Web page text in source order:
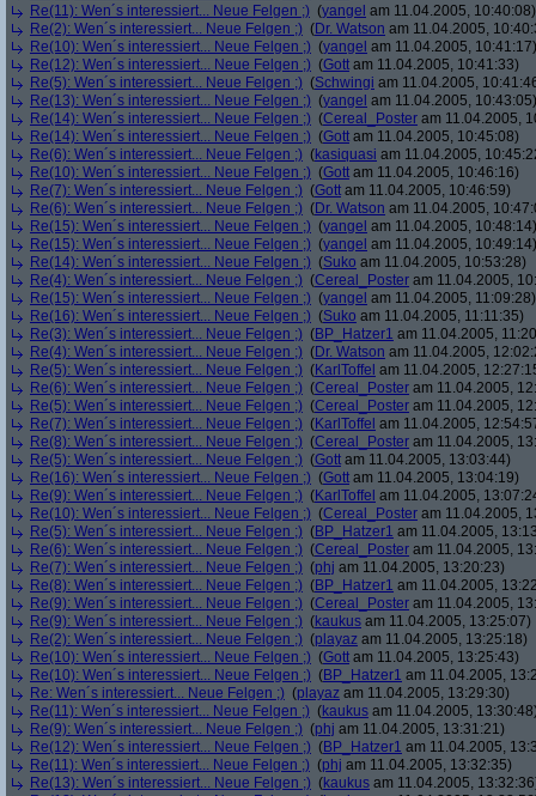
Re(11): Wen´s interessiert... Neue Felgen ;) (yangel am 11.04.2005, 10:40:08)
Re(2): Wen´s interessiert... Neue Felgen ;) (Dr. Watson am 11.04.2005,
Re(10): Wen´s interessiert... Neue Felgen ;) (yangel am 11.04.2005, 10:41:17)
Re(12): Wen´s interessiert... Neue Felgen ;) (Gott am 11.04.2005, 10:41:33)
Re(5): Wen´s interessiert... Neue Felgen ;) (Schwingi am 11.04.2005,
Re(13): Wen´s interessiert... Neue Felgen ;) (yangel am 11.04.2005, 10:43:05)
Re(14): Wen´s interessiert... Neue Felgen ;) (Cereal_Poster am 11.04.2005,
Re(14): Wen´s interessiert... Neue Felgen ;) (Gott am 11.04.2005, 10:45:08)
Re(6): Wen´s interessiert... Neue Felgen ;) (kasiquasi am 11.04.2005,
Re(10): Wen´s interessiert... Neue Felgen ;) (Gott am 11.04.2005, 10:46:16)
Re(7): Wen´s interessiert... Neue Felgen ;) (Gott am 11.04.2005, 10:46:59)
Re(6): Wen´s interessiert... Neue Felgen ;) (Dr. Watson am 11.04.2005,
Re(15): Wen´s interessiert... Neue Felgen ;) (yangel am 11.04.2005, 10:48:14)
Re(15): Wen´s interessiert... Neue Felgen ;) (yangel am 11.04.2005, 10:49:14)
Re(14): Wen´s interessiert... Neue Felgen ;) (Suko am 11.04.2005, 10:53:28)
Re(4): Wen´s interessiert... Neue Felgen ;) (Cereal_Poster am 11.04.2005,
Re(15): Wen´s interessiert... Neue Felgen ;) (yangel am 11.04.2005, 11:09:28)
Re(16): Wen´s interessiert... Neue Felgen ;) (Suko am 11.04.2005, 11:11:35)
Re(3): Wen´s interessiert... Neue Felgen ;) (BP_Hatzer1 am 11.04.2005,
Re(4): Wen´s interessiert... Neue Felgen ;) (Dr. Watson am 11.04.2005,
Re(5): Wen´s interessiert... Neue Felgen ;) (KarlToffel am 11.04.2005,
Re(6): Wen´s interessiert... Neue Felgen ;) (Cereal_Poster am 11.04.2005,
Re(5): Wen´s interessiert... Neue Felgen ;) (Cereal_Poster am 11.04.2005,
Re(7): Wen´s interessiert... Neue Felgen ;) (KarlToffel am 11.04.2005,
Re(8): Wen´s interessiert... Neue Felgen ;) (Cereal_Poster am 11.04.2005,
Re(5): Wen´s interessiert... Neue Felgen ;) (Gott am 11.04.2005, 13:03:44)
Re(16): Wen´s interessiert... Neue Felgen ;) (Gott am 11.04.2005, 13:04:19)
Re(9): Wen´s interessiert... Neue Felgen ;) (KarlToffel am 11.04.2005,
Re(10): Wen´s interessiert... Neue Felgen ;) (Cereal_Poster am 11.04.2005,
Re(5): Wen´s interessiert... Neue Felgen ;) (BP_Hatzer1 am 11.04.2005,
Re(6): Wen´s interessiert... Neue Felgen ;) (Cereal_Poster am 11.04.2005,
Re(7): Wen´s interessiert... Neue Felgen ;) (phj am 11.04.2005, 13:20:23)
Re(8): Wen´s interessiert... Neue Felgen ;) (BP_Hatzer1 am 11.04.2005,
Re(9): Wen´s interessiert... Neue Felgen ;) (Cereal_Poster am 11.04.2005,
Re(9): Wen´s interessiert... Neue Felgen ;) (kaukus am 11.04.2005, 13:25:07)
Re(2): Wen´s interessiert... Neue Felgen ;) (playaz am 11.04.2005, 13:25:18)
Re(10): Wen´s interessiert... Neue Felgen ;) (Gott am 11.04.2005, 13:25:43)
Re(10): Wen´s interessiert... Neue Felgen ;) (BP_Hatzer1 am 11.04.2005,
Re: Wen´s interessiert... Neue Felgen ;) (playaz am 11.04.2005, 13:29:30)
Re(11): Wen´s interessiert... Neue Felgen ;) (kaukus am 11.04.2005,
Re(9): Wen´s interessiert... Neue Felgen ;) (phj am 11.04.2005, 13:31:21)
Re(12): Wen´s interessiert... Neue Felgen ;) (BP_Hatzer1 am 11.04.2005,
Re(11): Wen´s interessiert... Neue Felgen ;) (phj am 11.04.2005, 13:32:35)
Re(13): Wen´s interessiert... Neue Felgen ;) (kaukus am 11.04.2005,